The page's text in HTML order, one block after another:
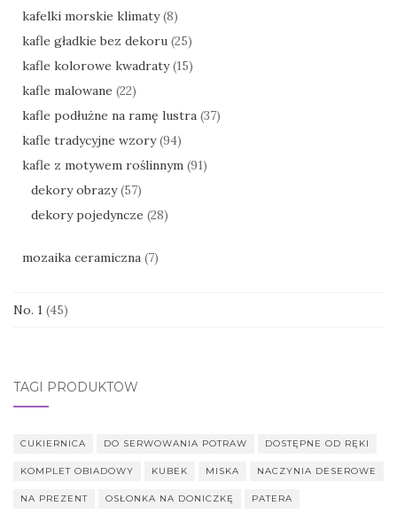
kafelki morskie klimaty (8)
kafle gładkie bez dekoru (25)
kafle kolorowe kwadraty (15)
kafle malowane (22)
kafle podłużne na ramę lustra (37)
kafle tradycyjne wzory (94)
kafle z motywem roślinnym (91)
dekory obrazy (57)
dekory pojedyncze (28)
mozaika ceramiczna (7)
No. 1 (45)
TAGI PRODUKTÓW
CUKIERNICA DO SERWOWANIA POTRAW DOSTĘPNE OD RĘKI
KOMPLET OBIADOWY KUBEK MISKA NACZYNIA DESEROWE
NA PREZENT OSŁONKA NA DONICZKĘ PATERA